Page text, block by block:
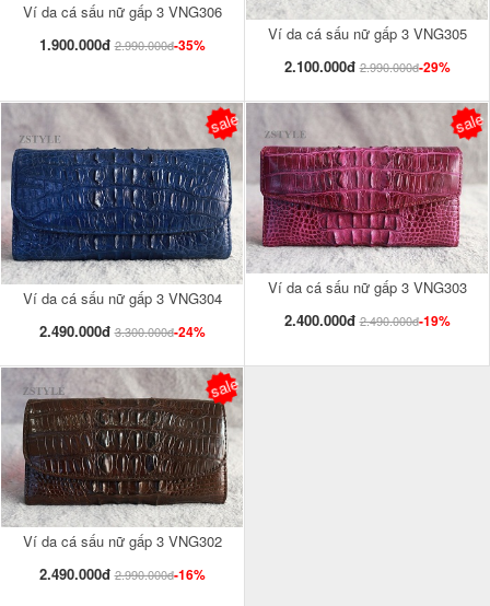
Ví da cá sấu nữ gấp 3 VNG306
1.900.000đ 2.990.000đ-35%
Ví da cá sấu nữ gấp 3 VNG305
2.100.000đ 2.990.000đ-29%
Ví da cá sấu nữ gấp 3 VNG304
2.490.000đ 3.300.000đ-24%
sale
Ví da cá sấu nữ gấp 3 VNG303
2.400.000đ 2.490.000đ-19%
sale
Ví da cá sấu nữ gấp 3 VNG302
2.490.000đ 2.990.000đ-16%
sale